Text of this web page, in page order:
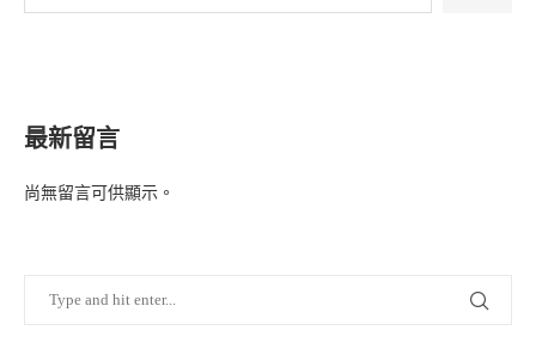
最新留言
尚無留言可供顯示。